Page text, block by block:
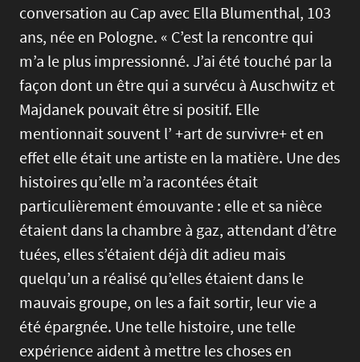
conversation au Cap avec Ella Blumenthal, 103
ans, née en Pologne. « C’est la rencontre qui
m’a le plus impressionné. J’ai été touché par la
façon dont un être qui a survécu à Auschwitz et
Majdanek pouvait être si positif. Elle
mentionnait souvent l’ +art de survivre+ et en
effet elle était une artiste en la matière. Une des
histoires qu’elle m’a racontées était
particulièrement émouvante : elle et sa nièce
étaient dans la chambre à gaz, attendant d’être
tuées, elles s’étaient déjà dit adieu mais
quelqu’un a réalisé qu’elles étaient dans le
mauvais groupe, on les a fait sortir, leur vie a
été épargnée. Une telle histoire, une telle
expérience aident à mettre les choses en